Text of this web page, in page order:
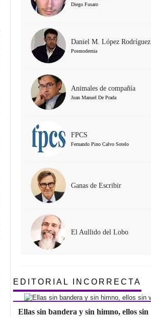
Diego Fusaro
Daniel M. López Rodríguez
Posmodernia
Animales de compañía
Juan Manuel De Prada
FPCS
Fernando Pino Calvo Sotelo
Ganas de Escribir
El Aullido del Lobo
EDITORIAL INCORRECTA
Ellas sin bandera y sin himno, ellos sin